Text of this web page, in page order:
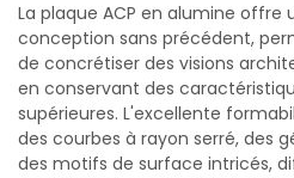
La plaque ACP en alumine offre
conception sans précédent,
de concrétiser des visions
en conservant des
supérieures. L'excellente
des courbes à rayon serré, des
des motifs de surface intricés,